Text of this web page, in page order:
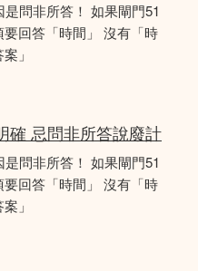
問非所答！ 如果閘門51
回答「時間」 沒有「時
」
確 忌問非所答說廢計
問非所答！ 如果閘門51
回答「時間」 沒有「時
」